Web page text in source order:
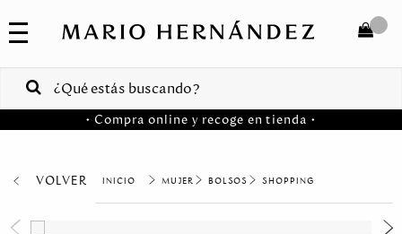
COLECCIONES
VENTAS
CORPORATIVAS COMPRAR
• Compra online y recoge en tienda •
VOLVER MUJER BOLSOS SHOPPING